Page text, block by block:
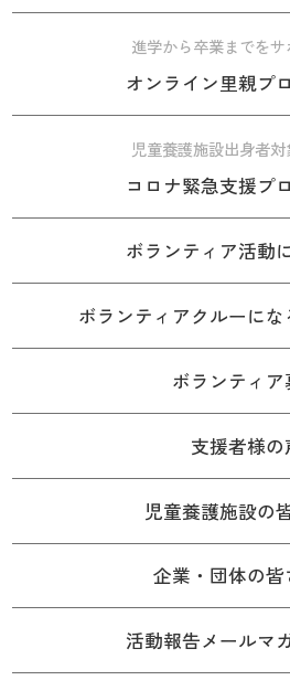
進学から卒業までをサ
オンライン里親プ
児童養護施設出身者
コロナ緊急支援プ
ボランティア活動
ボランティアクルーに
ボランティア
支援者様の
児童養護施設の
企業・団体の皆
活動報告メールマ